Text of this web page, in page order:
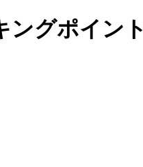
ングポイント